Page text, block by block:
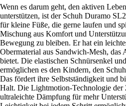
Wenn es darum geht, den aktiven
unterstützen, ist der Schuh Duramo
für kleine Füße, die gerne laufen und
Mischung aus Komfort und
Bewegung zu bleiben. Er hat ein
Obermaterial aus Sandwich-Mesh,
bietet. Die elastischen Schnürsenkel
ermöglichen es den Kindern, den
Das fördert ihre Selbstständigkeit und
Halt. Die Lightmotion-Technologie der
ultraleichte Dämpfung für mehr